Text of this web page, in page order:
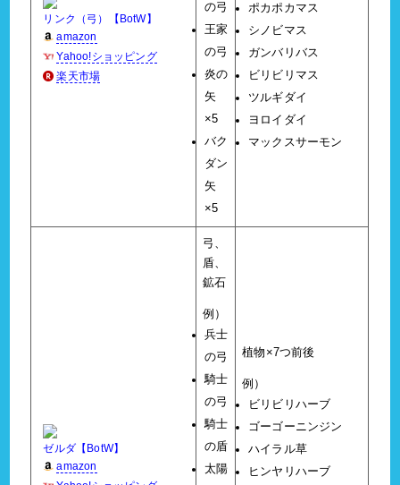
リンク（弓）【BotW】
amazon
Yahoo!ショッピング
楽天市場
の弓
王家
の弓
炎の
矢
×5
バク
ダン
矢
×5
ポカポカマス
シノビマス
ガンバリバス
ビリビリマス
ツルギダイ
ヨロイダイ
マックスサーモン
ゼルダ【BotW】
amazon
弓、
盾、
鉱石
例）
兵士
の弓
騎士
の弓
騎士
の盾
太陽
植物×7つ前後
例）
ビリビリハーブ
ゴーゴーニンジン
ハイラル草
ヒンヤリハーブ